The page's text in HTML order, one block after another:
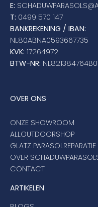
E:
T: 0499 570 147
BANKREKENING / IBAN:
NL80ABNA0593667735
KVK: 17264972
BTW-NR:
OVER ONS
ONZE SHOWROOM
ALLOUTDOORSHOP
GLATZ PARASOLREPARATIE
OVER
CONTACT
ARTIKELEN